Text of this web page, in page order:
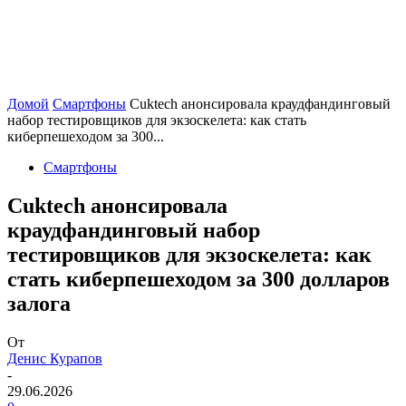
Домой Смартфоны Cuktech анонсировала краудфандинговый
набор тестировщиков для экзоскелета: как стать
киберпешеходом за 300...
Смартфоны
Cuktech анонсировала
краудфандинговый набор
тестировщиков для экзоскелета: как
стать киберпешеходом за 300 долларов
залога
От
Денис Курапов
-
29.06.2026